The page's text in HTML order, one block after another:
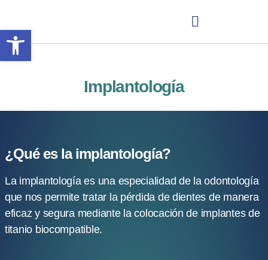
Implantología
¿Qué es la implantología?
La implantología es una especialidad de la odontología
que nos permite tratar la pérdida de dientes de manera
eficaz y segura mediante la colocación de implantes de
titanio biocompatible.
Abrir barra de herramientas